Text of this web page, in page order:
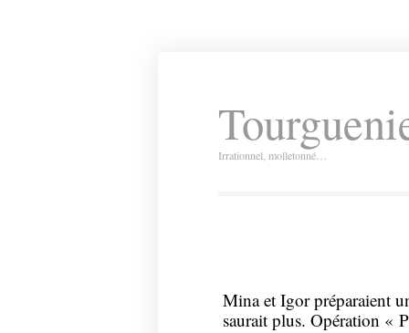
Irrationnel, molletonné…
Mina et Igor préparaient
saurait plus. Opération «